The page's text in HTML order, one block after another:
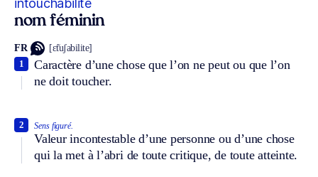
intouchabilité
nom féminin
FR [ɛ̃tuʃabilite]
Caractère d’une chose que l’on ne peut ou que l’on
ne doit toucher.
1
Sens figuré.
Valeur incontestable d’une personne ou d’une chose
qui la met à l’abri de toute critique, de toute atteinte.
2